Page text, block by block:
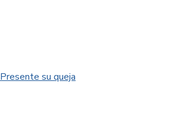
Presente su queja